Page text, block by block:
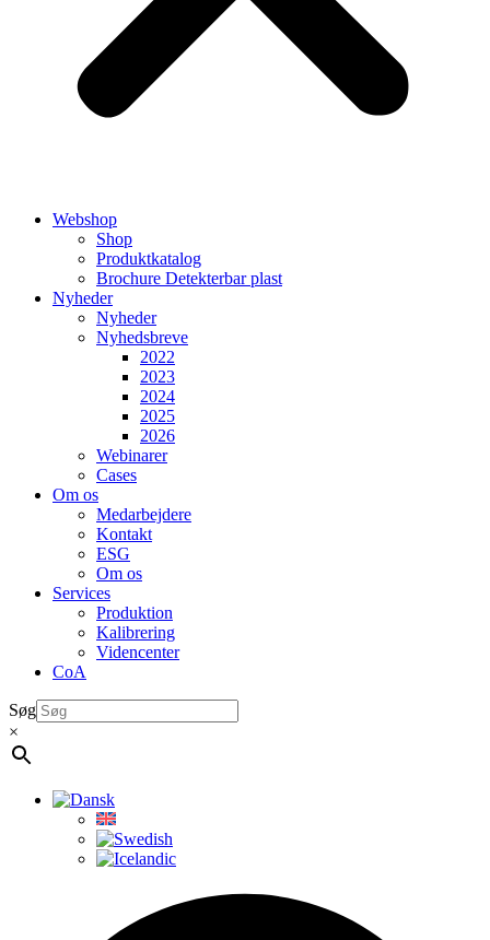
Webshop
Shop
Produktkatalog
Brochure Detekterbar plast
Nyheder
Nyheder
Nyhedsbreve
2022
2023
2024
2025
2026
Webinarer
Cases
Om os
Medarbejdere
Kontakt
ESG
Om os
Services
Produktion
Kalibrering
Videncenter
CoA
Søg
×